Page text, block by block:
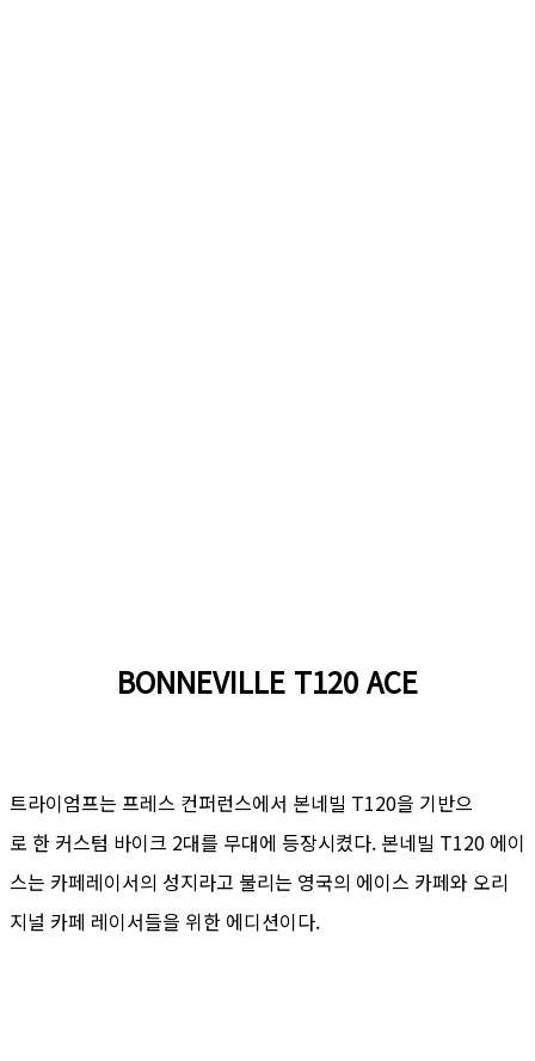
BONNEVILLE T120 ACE
트라이엄프는 프레스 컨퍼런스에서 본네빌 T120을 기반으
로 한 커스텀 바이크 2대를 무대에 등장시켰다. 본네빌 T120 에이
스는 카페레이서의 성지라고 불리는 영국의 에이스 카페와 오리
지널 카페 레이서들을 위한 에디션이다.